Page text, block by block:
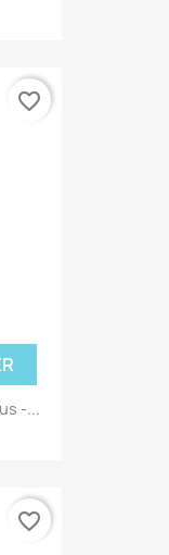
-...
favorite_border
favorite_border